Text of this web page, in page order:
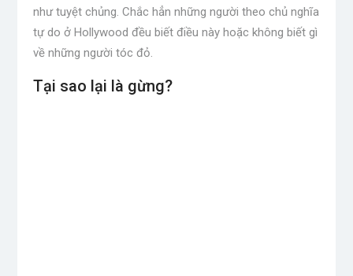
như tuyệt chủng. Chắc hẳn những người theo chủ nghĩa
tự do ở Hollywood đều biết điều này hoặc không biết gì
về những người tóc đỏ.
Tại sao lại là gừng?